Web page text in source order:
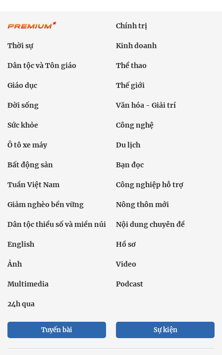
Chính trị
Thời sự Kinh doanh
Dân tộc và Tôn giáo Thể thao
Giáo dục Thế giới
Đời sống Văn hóa - Giải trí
Sức khỏe Công nghệ
Ô tô xe máy Du lịch
Bất động sản Bạn đọc
Tuần Việt Nam Công nghiệp hỗ trợ
Giảm nghèo bền vững Nông thôn mới
Dân tộc thiểu số và miền núi Nội dung chuyên đề
English Hồ sơ
Ảnh Video
Multimedia Podcast
24h qua
Tuyến bài Sự kiện